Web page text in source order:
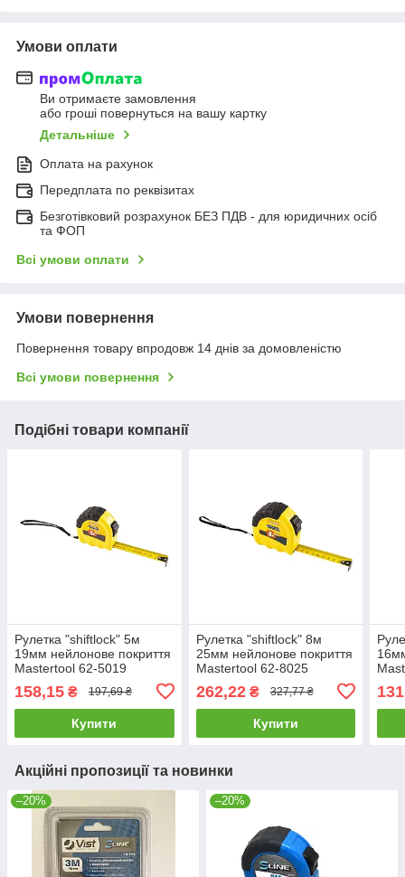
Умови оплати
Ви отримаєте замовлення
або гроші повернуться на вашу картку
Детальніше
Оплата на рахунок
Передплата по реквізитах
Безготівковий розрахунок БЕЗ ПДВ - для юридичних осіб
та ФОП
Всі умови оплати
Умови повернення
Повернення товару впродовж 14 днів за домовленістю
Всі умови повернення
Подібні товари компанії
Рулетка "shiftlock" 5м
19мм нейлонове покриття
Mastertool 62-5019
158,15 ₴ 197,69 ₴
Купити
Рулетка "shiftlock" 8м
25мм нейлонове покриття
Mastertool 62-8025
262,22₴ 327,77 ₴
Купити
Акційні пропозиції та новинки
–20% –20%